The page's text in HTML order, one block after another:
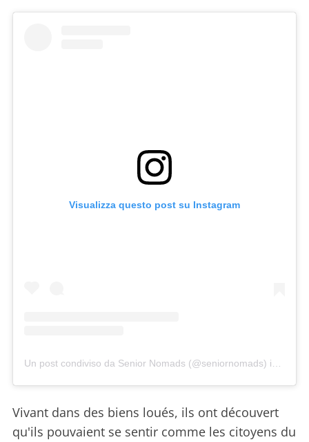
Visualizza questo post su Instagram
Un post condiviso da Senior Nomads (@seniornomads) in data:
Vivant dans des biens loués, ils ont découvert
qu'ils pouvaient se sentir comme les citoyens du